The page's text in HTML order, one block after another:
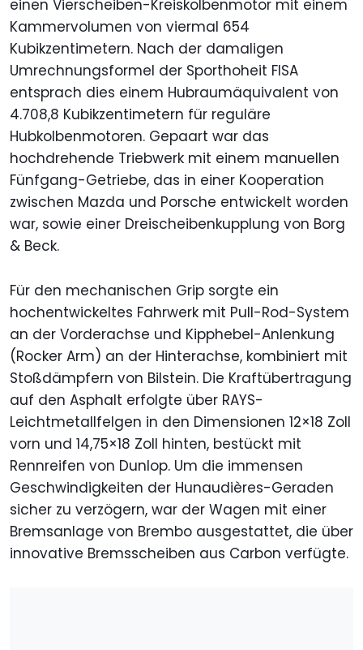
einen Vierscheiben-Kreiskolbenmotor mit einem
Kammervolumen von viermal 654
Kubikzentimetern. Nach der damaligen
Umrechnungsformel der Sporthoheit FISA
entsprach dies einem Hubraumäquivalent von
4.708,8 Kubikzentimetern für reguläre
Hubkolbenmotoren. Gepaart war das
hochdrehende Triebwerk mit einem manuellen
Fünfgang-Getriebe, das in einer Kooperation
zwischen Mazda und Porsche entwickelt worden
war, sowie einer Dreischeibenkupplung von Borg
& Beck.
Für den mechanischen Grip sorgte ein
hochentwickeltes Fahrwerk mit Pull-Rod-System
an der Vorderachse und Kipphebel-Anlenkung
(Rocker Arm) an der Hinterachse, kombiniert mit
Stoßdämpfern von Bilstein. Die Kraftübertragung
auf den Asphalt erfolgte über RAYS-
Leichtmetallfelgen in den Dimensionen 12×18 Zoll
vorn und 14,75×18 Zoll hinten, bestückt mit
Rennreifen von Dunlop. Um die immensen
Geschwindigkeiten der Hunaudières-Geraden
sicher zu verzögern, war der Wagen mit einer
Bremsanlage von Brembo ausgestattet, die über
innovative Bremsscheiben aus Carbon verfügte.